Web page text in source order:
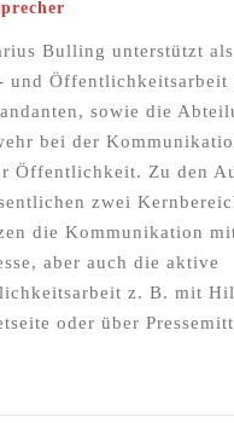
Bulling unterstützt
und Öffentlichkeitsarbeit
sowie die
bei der
Öffentlichkeit. Zu den
zwei
die Kommunikation
aber auch die aktive
z. B. mit
oder über